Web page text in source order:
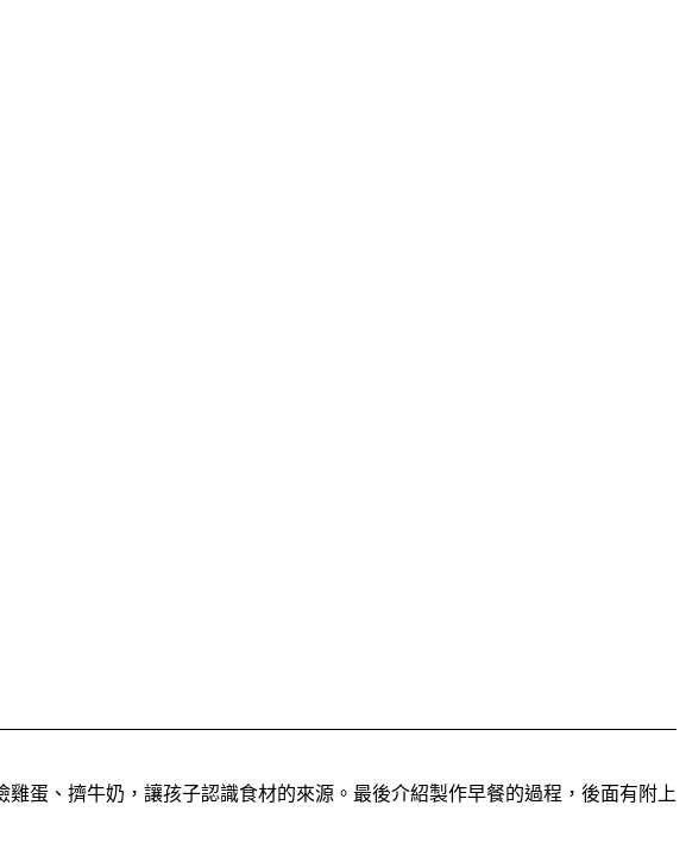
蛋、擠牛奶，讓孩子認識食材的來源。最後介紹製作早餐的過程，後面有附上